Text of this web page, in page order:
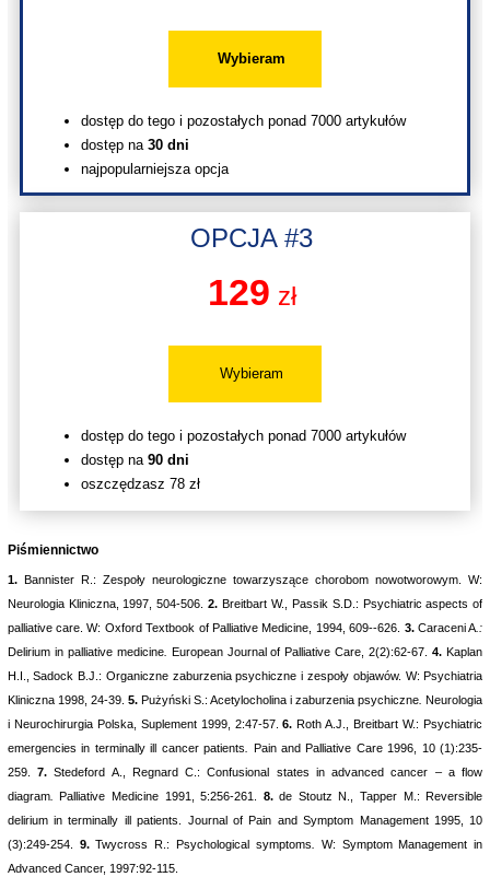
Wybieram
dostęp do tego i pozostałych ponad 7000 artykułów
dostęp na 30 dni
najpopularniejsza opcja
OPCJA #3
129 zł
Wybieram
dostęp do tego i pozostałych ponad 7000 artykułów
dostęp na 90 dni
oszczędzasz 78 zł
Piśmiennictwo
1.Bannister R.: Zespoły neurologiczne towarzyszące chorobom nowotworowym. W:
Neurologia Kliniczna, 1997, 504-506.2. Breitbart W., Passik S.D.: Psychiatric aspects of
palliative care. W: Oxford Textbook of Palliative Medicine, 1994, 609--626. 3.Caraceni A .:
Delirium in palliative medicine. European Journal of Palliative Care, 2(2):62-67.4. Kaplan
H.I., Sadock B.J.: Organiczne zaburzenia psychiczne i zespoły objawów. W: Psychiatria
Kliniczna 1998, 24-39. 5.Pużyński S.: Acetylocholina i zaburzenia psychiczne Neurologia
i Neurochirurgia Polska, Suplement 1999, 2:47-57.6. Roth A.J., Breitbart W.: Psychiatric
emergencies in terminally ill cancer patients
Pain and Palliative Care 1996, 10 (1):235-
259. 7. Stedeford A., Regnard C.: Confusional states in advanced cancer – a flow
diagram. Palliative Medicine 1991, 5:256-261. 8.de Stoutz N., Tapper M.: Reversible
delirium in terminally ill patients. Journal of Pain and Symptom Management 1995, 10
(3):249-254. 9.Twycross R.: Psychological symptoms
W: Symptom Management in
Advanced Cancer, 1997:92-115.